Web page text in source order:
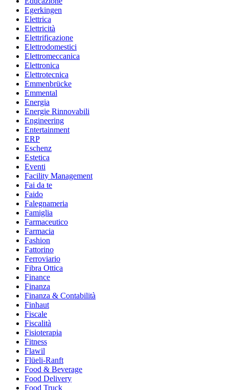
Egerkingen
Elettrica
Elettricità
Elettrificazione
Elettrodomestici
Elettromeccanica
Elettronica
Elettrotecnica
Emmenbrücke
Emmental
Energia
Energie Rinnovabili
Engineering
Entertainment
ERP
Eschenz
Estetica
Eventi
Facility Management
Fai da te
Faido
Falegnameria
Famiglia
Farmaceutico
Farmacia
Fashion
Fattorino
Ferroviario
Fibra Ottica
Finance
Finanza
Finanza & Contabilità
Finhaut
Fiscale
Fiscalità
Fisioterapia
Fitness
Flawil
Flüeli-Ranft
Food & Beverage
Food Delivery
Food Truck